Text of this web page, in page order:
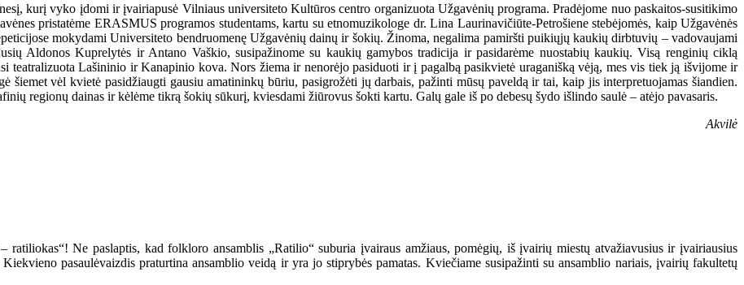
kurį vyko įdomi ir įvairiapusė Vilniaus universiteto Kultūros centro organizuota Užgavėnių programa. Pradėjome nuo paskaitos-susitikimo
pristatėme ERASMUS programos studentams, kartu su etnomuzikologe dr. Lina Laurinavičiūte-Petrošiene stebėjomės, kaip Užgavėnės
mokydami Universiteto bendruomenę Užgavėnių dainų ir šokių. Žinoma, negalima pamiršti puikiųjų kaukių dirbtuvių – vadovaujami
Aldonos Kuprelytės ir Antano Vaškio, susipažinome su kaukių gamybos tradicija ir pasidarėme nuostabių kaukių. Visą renginių ciklą
Lašininio ir Kanapinio kova. Nors žiema ir nenorėjo pasiduoti ir į pagalbą pasikvietė uraganišką vėją, mes vis tiek ją išvijome ir
šiemet vėl kvietė pasidžiaugti gausiu amatininkų būriu, pasigrožėti jų darbais, pažinti mūsų paveldą ir tai, kaip jis interpretuojamas šiandien.
regionų dainas ir kėlėme tikrą šokių sūkurį, kviesdami žiūrovus šokti kartu. Galų gale iš po debesų šydo išlindo saulė – atėjo pavasaris.
Akvilė
ratiliokas“! Ne paslaptis, kad folkloro ansamblis „Ratilio“ suburia įvairaus amžiaus, pomėgių, iš įvairių miestų atvažiavusius ir įvairiausius
pasaulėvaizdis praturtina ansamblio veidą ir yra jo stiprybės pamatas. Kviečiame susipažinti su ansamblio nariais, įvairių fakultetų